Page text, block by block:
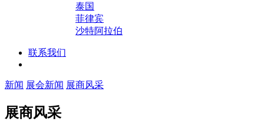
泰国
菲律宾
沙特阿拉伯
联系我们
新闻 展会新闻 展商风采
展商风采